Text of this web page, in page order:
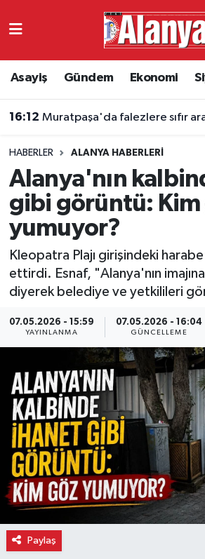
Asayiş Gündem Ekonomi
16:12 Muratpaşa'da falezlere sıfır
HABERLER ALANYA HABERLERI
Alanya'nın
gibi görüntü: Kim
yumuyor?
Kleopatra Plajı girişindeki harabe
ettirdi. Esnaf, "Alanya'nın
diyerek belediye ve yetkilileri
07.05.2026 - 15:59
YAYINLANMA
07.05.2026 - 16:04
GÜNCELLEME
Paylaş
Ekonomi
Resmi İlanlar
Alanyaspor
Turizm
Antalya Namaz Vakitleri
Süper Lig Puan Durumu ve
Tüm Manşetler
Son Dakika Haberleri